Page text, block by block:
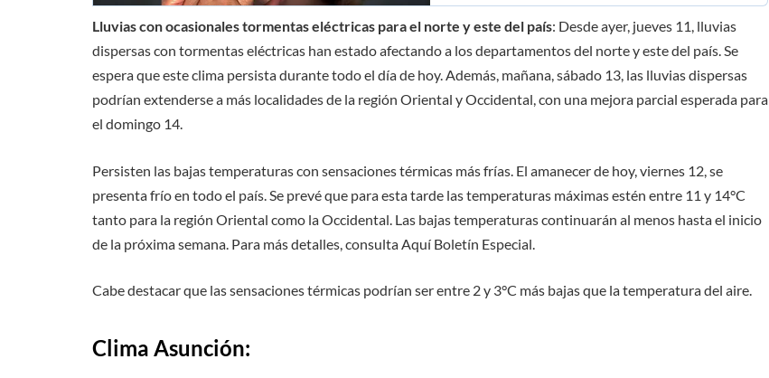
Lluvias con ocasionales tormentas eléctricas para el norte y este del país: Desde ayer, jueves 11, lluvias
dispersas con tormentas eléctricas han estado afectando a los departamentos del norte y este del país. Se
espera que este clima persista durante todo el día de hoy. Además, mañana, sábado 13, las lluvias dispersas
podrían extenderse a más localidades de la región Oriental y Occidental, con una mejora parcial esperada para
el domingo 14.
Persisten las bajas temperaturas con sensaciones térmicas más frías. El amanecer de hoy, viernes 12, se
presenta frío en todo el país. Se prevé que para esta tarde las temperaturas máximas estén entre 11 y 14°C
tanto para la región Oriental como la Occidental. Las bajas temperaturas continuarán al menos hasta el inicio
de la próxima semana. Para más detalles, consulta Aquí Boletín Especial.
Cabe destacar que las sensaciones térmicas podrían ser entre 2 y 3°C más bajas que la temperatura del aire.
Clima Asunción: